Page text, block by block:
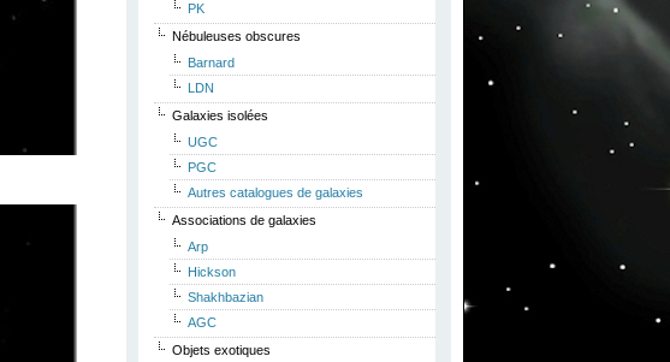
PK
Nébuleuses obscures
Barnard
LDN
Galaxies isolées
UGC
PGC
Autres catalogues de galaxies
Associations de galaxies
Arp
Hickson
Shakhbazian
AGC
Objets exotiques